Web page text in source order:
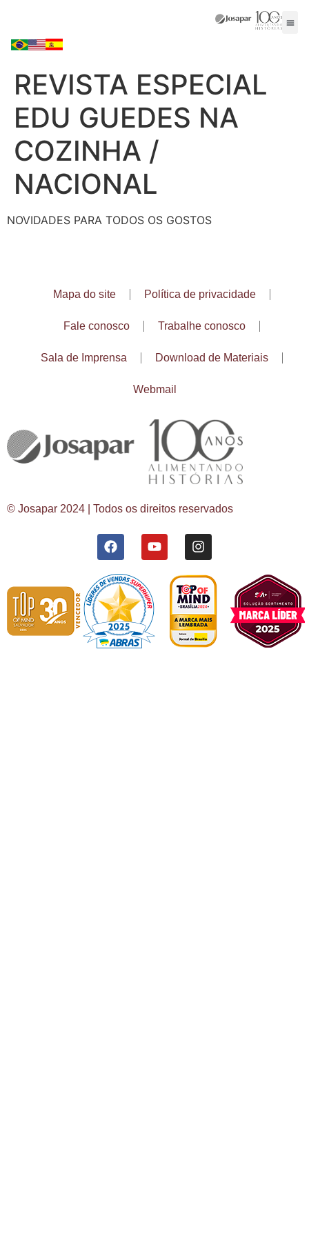
REVISTA ESPECIAL
EDU GUEDES NA
COZINHA /
NACIONAL
NOVIDADES PARA TODOS OS GOSTOS
Mapa do site Política de privacidade
Fale conosco Trabalhe conosco
Sala de Imprensa Download de Materiais
Webmail
© Josapar 2024 | Todos os direitos reservados